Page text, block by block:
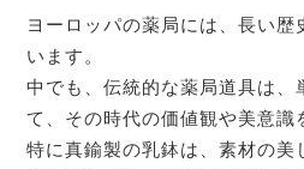
ヨーロッパの薬局には、長い歴
います。
中でも、伝統的な薬局道具は、
て、その時代の価値観や美意識
特に真鍮製の乳鉢は、素材の美